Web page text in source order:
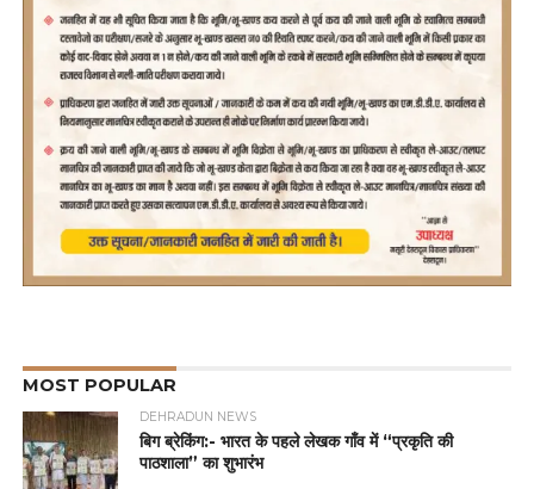
MOST POPULAR
DEHRADUN NEWS
बिग ब्रेकिंग:- भारत के पहले लेखक गाँव में “प्रकृति की
पाठशाला” का शुभारंभ